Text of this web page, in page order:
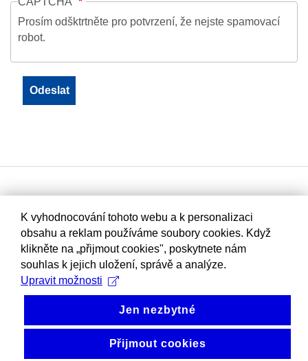
Prosím odšktrtněte pro potvrzení, že nejste spamovací
robot.
K vyhodnocování tohoto webu a k personalizaci
obsahu a reklam používáme soubory cookies. Když
klikněte na „přijmout cookies", poskytnete nám
souhlas k jejich uložení, správě a analýze.
Upravit možnosti
Jen nezbytné
Přijmout cookies